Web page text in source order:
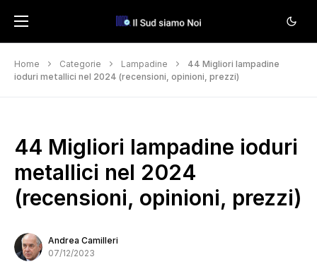
Home Categorie Lampadine
44 Migliori lampadine
ioduri metallici nel 2024 (recensioni, opinioni, prezzi)
44 Migliori lampadine ioduri
metallici nel 2024
(recensioni, opinioni, prezzi)
Andrea Camilleri
07/12/2023